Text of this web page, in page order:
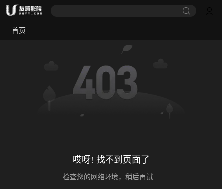
首页
哎呀! 找不到页面了
检查您的网络环境，稍后再试...